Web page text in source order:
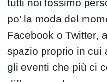
tutti noi fossimo
po’ la moda del
Facebook o Twitter,
spazio proprio in cui
gli eventi che più ci